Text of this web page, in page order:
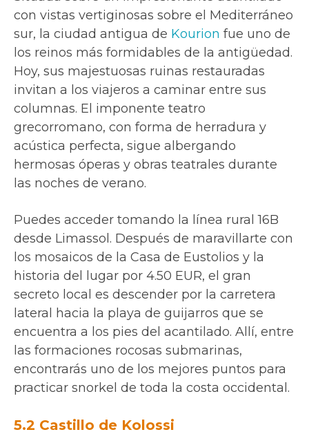
con vistas vertiginosas sobre el Mediterráneo
sur, la ciudad antigua de Kourion fue uno de
los reinos más formidables de la antigüedad.
Hoy, sus majestuosas ruinas restauradas
invitan a los viajeros a caminar entre sus
columnas. El imponente teatro
grecorromano, con forma de herradura y
acústica perfecta, sigue albergando
hermosas óperas y obras teatrales durante
las noches de verano.
Puedes acceder tomando la línea rural 16B
desde Limassol. Después de maravillarte con
los mosaicos de la Casa de Eustolios y la
historia del lugar por 4.50 EUR, el gran
secreto local es descender por la carretera
lateral hacia la playa de guijarros que se
encuentra a los pies del acantilado. Allí, entre
las formaciones rocosas submarinas,
encontrarás uno de los mejores puntos para
practicar snorkel de toda la costa occidental.
5.2 Castillo de Kolossi